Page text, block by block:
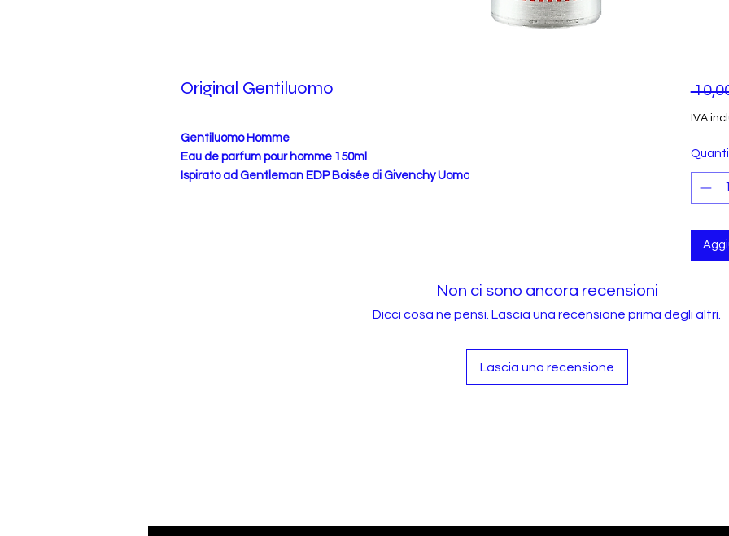
Original Gentiluomo
Gentiluomo Homme
Eau de parfum pour homme 150ml
Ispirato ad Gentleman EDP Boisée di Givenchy Uomo
IVA
Non ci sono ancora recensioni
Dicci cosa ne pensi. Lascia una recensione prima degli altri.
Lascia una recensione